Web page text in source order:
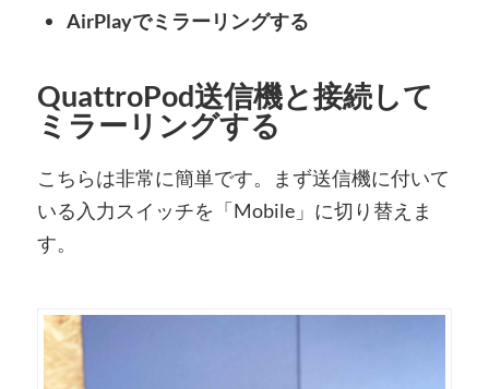
AirPlayでミラーリングする
QuattroPod送信機と接続して
ミラーリングする
こちらは非常に簡単です。まず送信機に付いて
いる入力スイッチを「Mobile」に切り替えま
す。